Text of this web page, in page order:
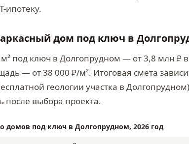
ипотеку.
дом под ключ в
под ключ в Долгопрудном — от 3,8 млн ₽
— от 38 000 ₽/м². Итоговая смета
геологии участка в
после выбора проекта.
домов под ключ в Долгопрудном, 2026 год